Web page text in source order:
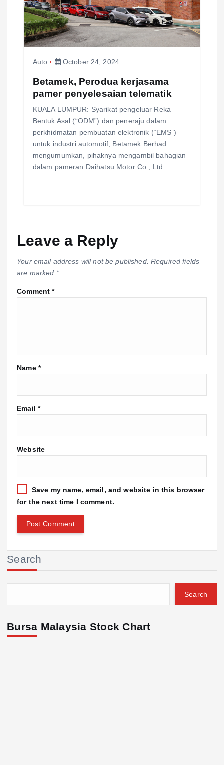
Auto October 24, 2024
Betamek, Perodua kerjasama
pamer penyelesaian telematik
KUALA LUMPUR: Syarikat pengeluar Reka
Bentuk Asal (“ODM”) dan peneraju dalam
perkhidmatan pembuatan elektronik (“EMS”)
untuk industri automotif, Betamek Berhad
mengumumkan, pihaknya mengambil bahagian
dalam pameran Daihatsu Motor Co., Ltd.…
Leave a Reply
Your email address will not be published. Required fields
are marked *
Comment*
Name *
Email *
Website
Save my name, email, and website in this browser
for the next time I comment.
Search
Search
Bursa Malaysia Stock Chart